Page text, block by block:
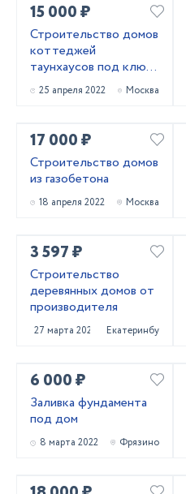
15 000 ₽
Строительство домов
коттеджей
таунхаусов под ключ
г Москве МО
Качество сроки
догово
25 апреля 2022 Москва
17 000 ₽
Строительство домов
из газобетона
18 апреля 2022 Москва
3 597 ₽
Строительство
деревянных домов от
производителя
27 марта 2022 Екатеринбург
6 000 ₽
Заливка фундамента
под дом
8 марта 2022 Фрязино